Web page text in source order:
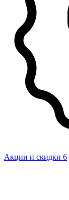
Акции и скидки 6